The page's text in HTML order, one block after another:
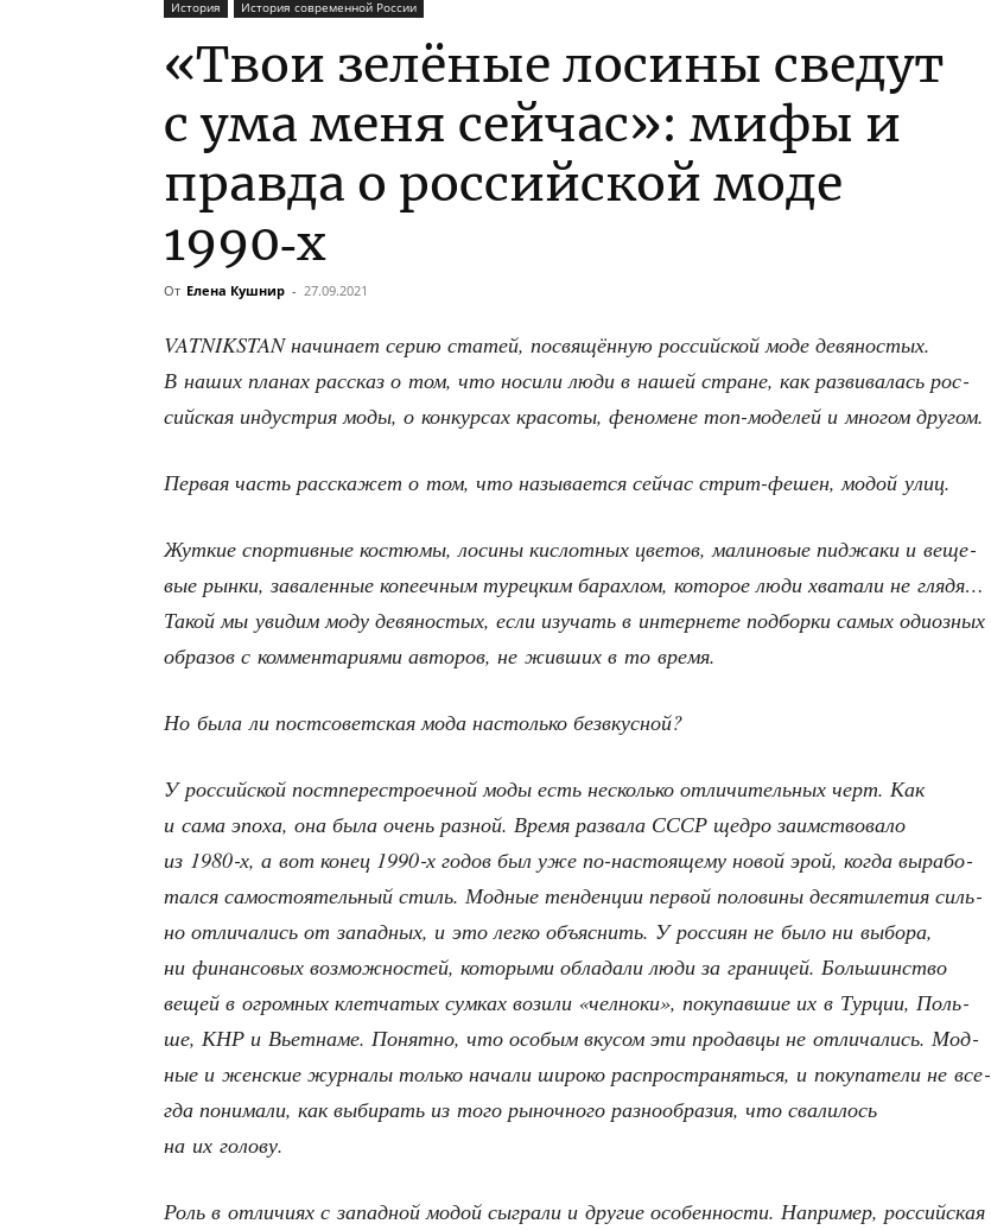
История История современной России
«Твои зелёные лосины сведут
с ума меня сейчас»: мифы и
правда о российской моде
1990‑х
От Елена Кушнир - 27.09.2021
VATNIKSTAN начи­на­ет серию ста­тей, посвя­щён­ную рос­сий­ской моде девя­но­стых.
В наших пла­нах рас­сказ о том, что носи­ли люди в нашей стране, как раз­ви­ва­лась рос­
сий­ская инду­стрия моды, о кон­кур­сах кра­со­ты, фено­мене топ-моде­лей и мно­гом другом.
Пер­вая часть рас­ска­жет о том, что назы­ва­ет­ся сей­час стрит-фешен, модой улиц.
Жут­кие спор­тив­ные костю­мы, лоси­ны кис­лот­ных цве­тов, мали­но­вые пиджа­ки и веще­
вые рын­ки, зава­лен­ные копе­еч­ным турец­ким барах­лом, кото­рое люди хва­та­ли не гля­дя…
Такой мы уви­дим моду девя­но­стых, если изу­чать в интер­не­те под­бор­ки самых оди­оз­ных
обра­зов с ком­мен­та­ри­я­ми авто­ров, не жив­ших в то время.
Но была ли пост­со­вет­ская мода настоль­ко безвкусной?
У рос­сий­ской пост­пе­ре­стро­еч­ной моды есть несколь­ко отли­чи­тель­ных черт. Как
и сама эпо­ха, она была очень раз­ной. Вре­мя раз­ва­ла СССР щед­ро заим­ство­ва­ло
из 1980‑х, а вот конец 1990‑х годов был уже по-насто­я­ще­му новой эрой, когда выра­бо­
тал­ся само­сто­я­тель­ный стиль. Мод­ные тен­ден­ции пер­вой поло­ви­ны деся­ти­ле­тия силь­
но отли­ча­лись от запад­ных, и это лег­ко объ­яс­нить. У рос­си­ян не было ни выбо­ра,
ни финан­со­вых воз­мож­но­стей, кото­ры­ми обла­да­ли люди за гра­ни­цей. Боль­шин­ство
вещей в огром­ных клет­ча­тых сум­ках вози­ли «чел­но­ки», поку­пав­шие их в Тур­ции, Поль­
ше, КНР и Вьет­на­ме. Понят­но, что осо­бым вку­сом эти про­дав­цы не отли­ча­лись. Мод­
ные и жен­ские жур­на­лы толь­ко нача­ли широ­ко рас­про­стра­нять­ся, и поку­па­те­ли не все­
гда пони­ма­ли, как выби­рать из того рыноч­но­го раз­но­об­ра­зия, что сва­ли­лось
на их голову.
Роль в отли­чи­ях с запад­ной модой сыг­ра­ли и дру­гие осо­бен­но­сти. Напри­мер, рос­сий­ская